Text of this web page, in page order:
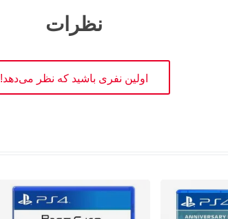
نظرات
اولین نفری باشید که نظر می‌دهد!